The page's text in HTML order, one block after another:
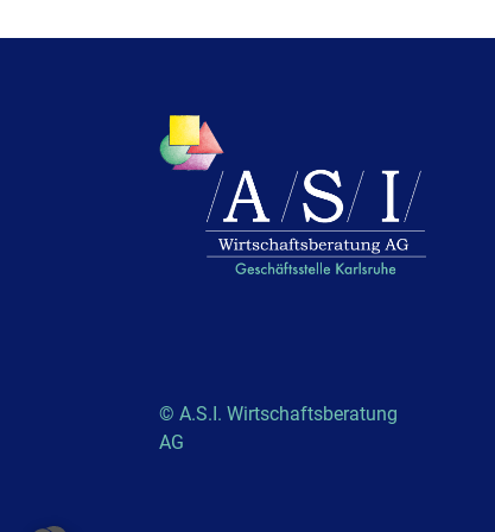
© A.S.I. Wirtschaftsberatung
AG